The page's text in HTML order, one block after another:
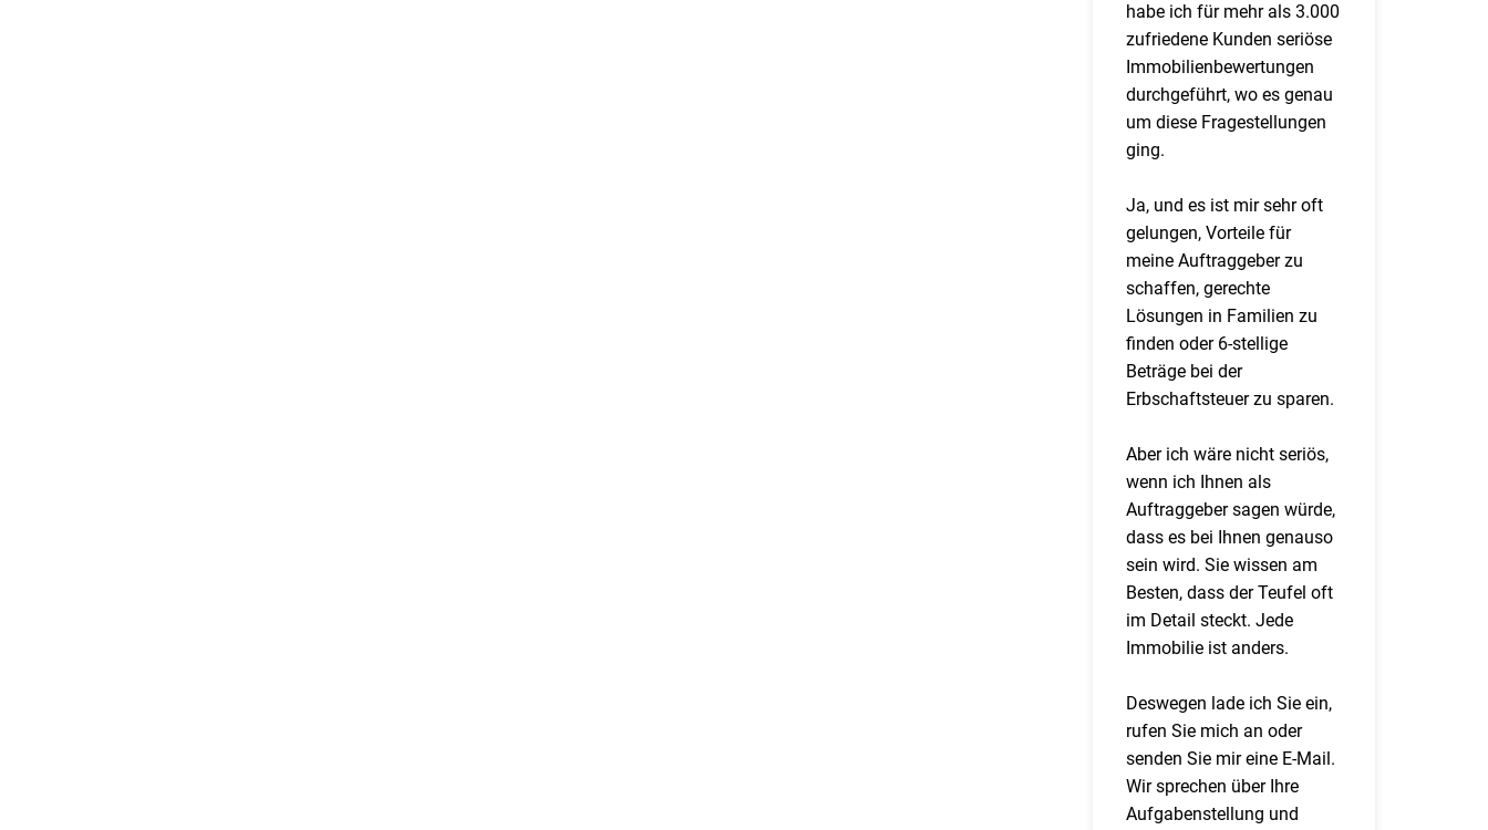
habe ich für mehr als 3.000
zufriedene Kunden seriöse
Immobilienbewertungen
durchgeführt, wo es genau
um diese Fragestellungen
ging.
Ja, und es ist mir sehr oft
gelungen, Vorteile für
meine Auftraggeber zu
schaffen, gerechte
Lösungen in Familien zu
finden oder 6-stellige
Beträge bei der
Erbschaftsteuer zu sparen.
Aber ich wäre nicht seriös,
wenn ich Ihnen als
Auftraggeber sagen würde,
dass es bei Ihnen genauso
sein wird. Sie wissen am
Besten, dass der Teufel oft
im Detail steckt. Jede
Immobilie ist anders.
Deswegen lade ich Sie ein,
rufen Sie mich an oder
senden Sie mir eine E-Mail.
Wir sprechen über Ihre
Aufgabenstellung und